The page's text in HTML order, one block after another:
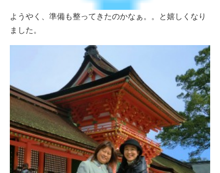
ようやく、準備も整ってきたのかなぁ。。と嬉しくなり
ました。